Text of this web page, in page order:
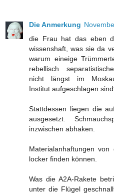
Die Anmerkung
die Frau hat das eben
wissenshaft, was sie da
warum eineige
rebellisch
nicht längst im
Institut aufgeschlagen
Stattdessen liegen die
ausgesetzt.
inzwischen abhaken.
Materialanhaftungen
locker finden können.
Was die A2A-Rakete
unter die Flügel